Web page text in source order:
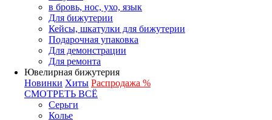
в бровь, нос, ухо, язык
Для бижутерии
Кейсы, шкатулки для бижутерии
Подарочная упаковка
Для демонстрации
Для ремонта
Ювелирная бижутерия
Новинки Хиты Распродажа %
СМОТРЕТЬ ВСЁ
Серьги
Колье